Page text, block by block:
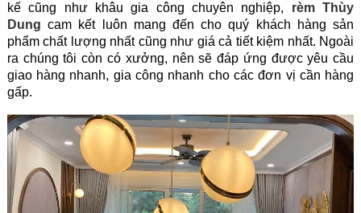
kế cũng như khâu gia công chuyên nghiệp, rèm Thùy
Dung cam kết luôn mang đến cho quý khách hàng sản
phẩm chất lượng nhất cũng như giá cả tiết kiệm nhất. Ngoài
ra chúng tôi còn có xưởng, nên sẽ đáp ứng được yêu cầu
giao hàng nhanh, gia công nhanh cho các đơn vị cần hàng
gấp.